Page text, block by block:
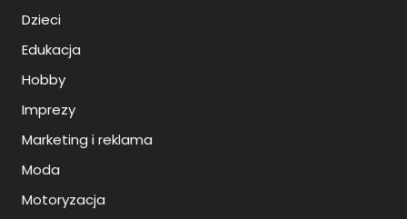
Dzieci
Edukacja
Hobby
Imprezy
Marketing i reklama
Moda
Motoryzacja